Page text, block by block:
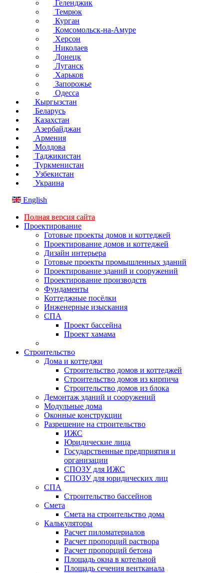
Геленджик
Темрюк
Курган
Комсомольск-на-Амуре
Херсон
Николаев
Донецк
Луганск
Харьков
Запорожье
Одесса
Кыргызстан
Беларусь
Казахстан
Азербайджан
Армения
Молдова
Таджикистан
Туркменистан
Узбекистан
Украина
English
Полная версия сайта
Проектирование
Готовые проекты домов и коттеджей
Проектирование домов и коттеджей
Дизайн интерьера
Готовые проекты промышленных зданий
Проектирование зданий и сооружений
Проектирование производств
Фундаменты
Коттеджные посёлки
Инженерные изыскания
СПА
Проект бассейна
Проект хамама
Строительство
Дома и коттеджи
Строительство домов и коттеджей
Строительство домов из кирпича
Строительство домов из блока
Демонтаж зданий и сооружений
Модульные дома
Оконные конструкции
Разрешение на строительство
ИЖС
Юридические лица
Государственные предприятия и
организации
СПОЗУ для ИЖС
СПОЗУ для юридических лиц
СПА
Строительство бассейнов
Смета
Смета на строительство дома
Калькуляторы
Расчет пиломатериалов
Расчет пропорций раствора
Расчет пропорций бетона
Площадь окна в котельной
Площадь сечения вентканала